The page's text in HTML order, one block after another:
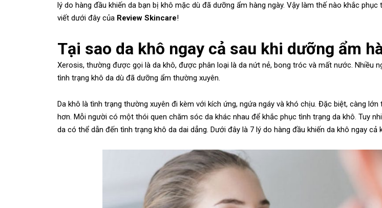
lý do hàng đầu khiến da bạn bị khô mặc dù đã dưỡng ẩm hàng ngày. Vậy làm thế nào khắc phục
viết dưới đây của Review Skincare!
Tại sao da khô ngay cả sau khi dưỡng ẩm
Xerosis, thường được gọi là da khô, được phân loại là da nứt nẻ, bong tróc và mất nước. Nhiều
tình trạng khô da dù đã dưỡng ẩm thường xuyên.
Da khô là tình trạng thường xuyên đi kèm với kích ứng, ngứa ngáy và khó chịu. Đặc biệt, càng
hơn. Mỗi người có một thói quen chăm sóc da khác nhau để khắc phục tình trạng da khô. Tuy
da có thể dẫn đến tình trạng khô da dai dẳng. Dưới đây là 7 lý do hàng đầu khiến da khô ngay cả